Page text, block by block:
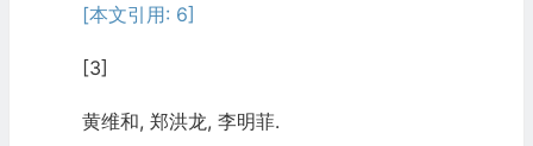
[本文引用: 6]
[3]
黄维和, 郑洪龙, 李明菲.